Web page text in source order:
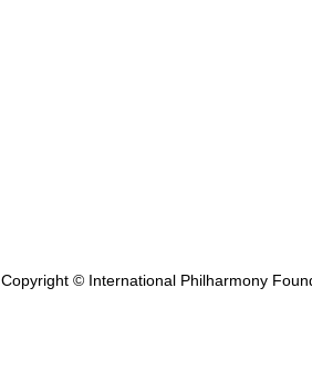
Copyright © International Philharmony